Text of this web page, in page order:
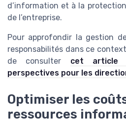
d’information et à la
de l’entreprise.
Pour approfondir la gestion
responsabilités dans ce
de consulter cet article
perspectives pour les
Optimiser les
ressources